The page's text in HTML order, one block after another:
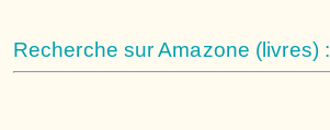
Recherche sur Amazone (livres) :